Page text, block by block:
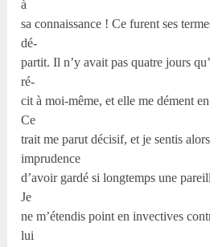
à
sa connaissance ! Ce furent ses
dé-
partit. Il n’y avait pas quatre jours
ré-
cit à moi-même, et elle me dément
Ce
trait me parut décisif, et je sentis
imprudence
d’avoir gardé si longtemps une
Je
ne m’étendis point en invectives
lui